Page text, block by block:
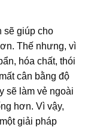
sẽ giúp cho
Thế nhưng, vì
hóa chất, thói
cân bằng độ
sẽ làm vẻ ngoài
hơn. Vì vậy,
giải pháp